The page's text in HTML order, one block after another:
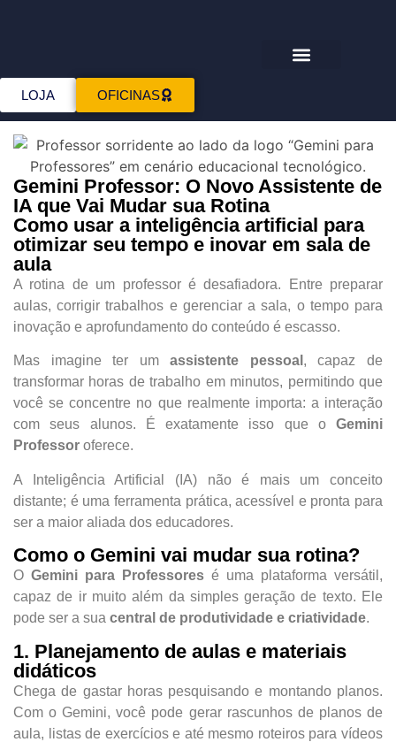
LOJA OFICINAS
Gemini Professor: O Novo Assistente de
IA que Vai Mudar sua Rotina
Como usar a inteligência artificial para
otimizar seu tempo e inovar em sala de
aula
A rotina de um professor é desafiadora. Entre preparar
aulas, corrigir trabalhos e gerenciar a sala, o tempo para
inovação e aprofundamento do conteúdo é escasso.
Mas imagine ter umassistente pessoal , capaz de
transformar horas de trabalho em minutos, permitindo que
você se concentre no que realmente importa: a interação
com seus alunos. É exatamente isso que o Gemini
Professor oferece.
A Inteligência Artificial (IA) não é mais um conceito
distante; é uma ferramenta prática, acessível e pronta para
ser a maior aliada dos educadores.
Como o Gemini vai mudar sua rotina?
O Gemini para Professores é uma plataforma versátil,
capaz de ir muito além da simples geração de texto. Ele
pode ser a sua central de produtividade e criatividade.
1. Planejamento de aulas e materiais
didáticos
Chega de gastar horas pesquisando e montando planos.
Com o Gemini, você pode gerar rascunhos de planos de
aula, listas de exercícios e até mesmo roteiros para vídeos